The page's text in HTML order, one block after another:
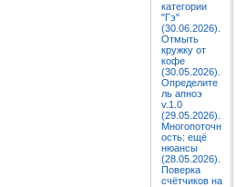
категории
"Гэ"
(30.06.2026).
Отмыть
кружку от
кофе
(30.05.2026).
Определите
ль апноэ
v.1.0
(29.05.2026).
Многопоточн
ость: ещё
нюансы
(28.05.2026).
Поверка
счётчиков на